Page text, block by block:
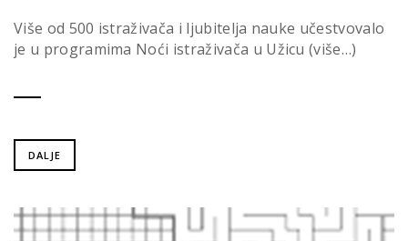
Više od 500 istraživača i ljubitelja nauke učestvovalo
je u programima Noći istraživača u Užicu (više…)
DALJE